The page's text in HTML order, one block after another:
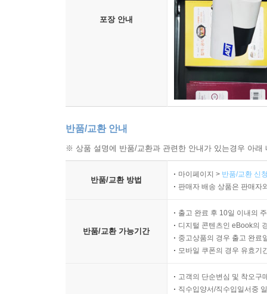
포장 안내
반품/교환 안내
※ 상품 설명에 반품/교환과 관련한 안내가 있는경우 아
반품/교환 방법
마이페이지 > 반품/교환 신
판매자 배송 상품은 판매자
반품/교환 가능기간
출고 완료 후 10일 이내의
디지털 콘텐츠인 eBook의
중고상품의 경우 출고 완료
모바일 쿠폰의 경우 유효기
고객의 단순변심 및 착오구
직수입양서/직수입일서중